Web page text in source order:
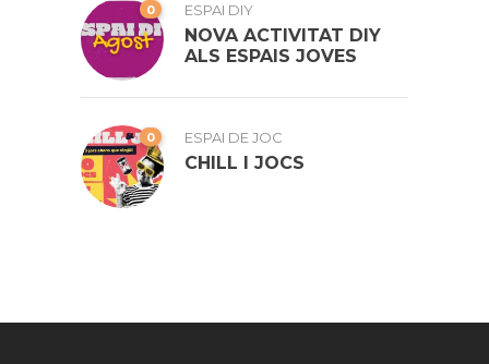
0 ESPAI DIY
NOVA ACTIVITAT DIY
ALS ESPAIS JOVES
0 ESPAI DE JOC
CHILL I JOCS